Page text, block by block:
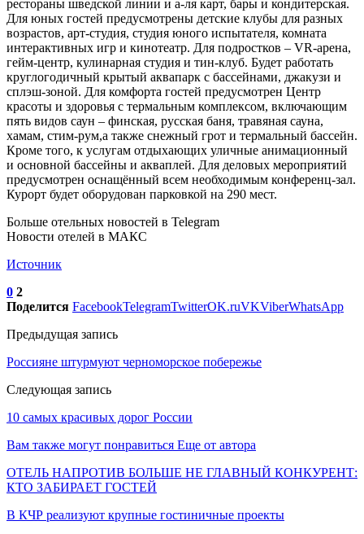
рестораны шведской линии и а-ля карт, бары и кондитерская.
Для юных гостей предусмотрены детские клубы для разных
возрастов, арт-студия, студия юного испытателя, комната
интерактивных игр и кинотеатр. Для подростков – VR-арена,
гейм-центр, кулинарная студия и тин-клуб. Будет работать
круглогодичный крытый аквапарк с бассейнами, джакузи и
сплэш-зоной. Для комфорта гостей предусмотрен Центр
красоты и здоровья с термальным комплексом, включающим
пять видов саун – финская, русская баня, травяная сауна,
хамам, стим-рум,а также снежный грот и термальный бассейн.
Кроме того, к услугам отдыхающих уличные анимационный
и основной бассейны и акваплей. Для деловых мероприятий
предусмотрен оснащённый всем необходимым конференц-зал.
Курорт будет оборудован парковкой на 290 мест.
Больше отельных новостей в Telegram
Новости отелей в МАКС
Источник
0 2
Поделится FacebookTelegramTwitterOK.ruVKViberWhatsApp
Предыдущая запись
Россияне штурмуют черноморское побережье
Следующая запись
10 самых красивых дорог России
Вам также могут понравиться Еще от автора
ОТЕЛЬ НАПРОТИВ БОЛЬШЕ НЕ ГЛАВНЫЙ КОНКУРЕНТ:
КТО ЗАБИРАЕТ ГОСТЕЙ
В КЧР реализуют крупные гостиничные проекты